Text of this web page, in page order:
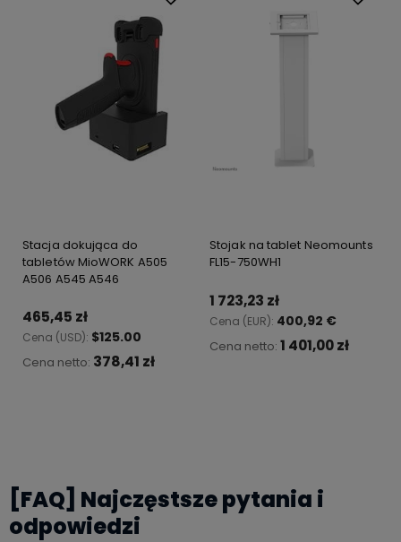
Stacja dokująca do
tabletów MioWORK A505
A506 A545 A546
465,45 zł
Cena (USD): $125.00
Cena netto: 378,41 zł
Stojak na tablet Neomounts
FL15-750WH1
1 723,23 zł
Cena (EUR): 400,92 €
Cena netto: 1 401,00 zł
[FAQ] Najczęstsze pytania i
odpowiedzi